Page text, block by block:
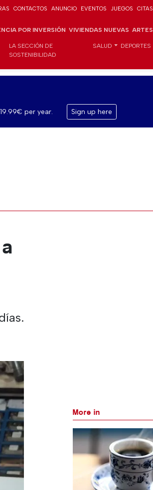
CONTACTOS ANUNCIO EVENTOS JUEGOS CITAS
POR INVERSIÓN VIVIENDAS NUEVAS ARTES
LA SECCIÓN DE
SOSTENIBILIDAD
SALUD DEPORTES
per year. Sign up here
More in